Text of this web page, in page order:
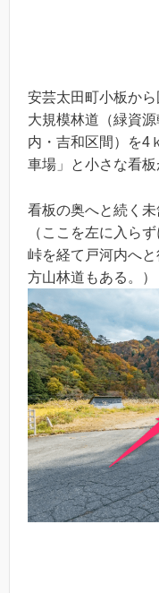
安芸太田町小板か
大規模林道（緑資
内・吉和区間）を4
車場」と小さな看板
看板の奥へと続く未
（ここを左に入ら
峠を経て戸河内へ
方山林道もある。）